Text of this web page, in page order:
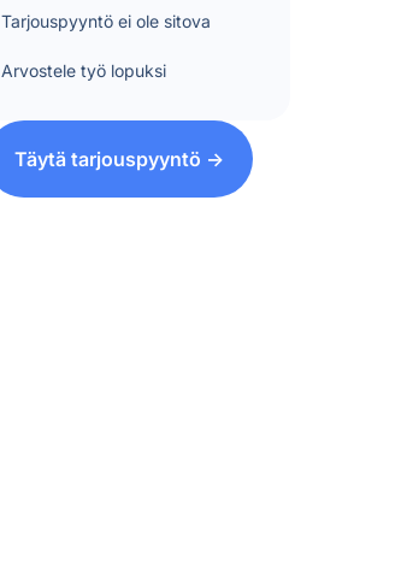
Tarjouspyyntö ei ole sitova
Arvostele työ lopuksi
Täytä tarjouspyyntö ->